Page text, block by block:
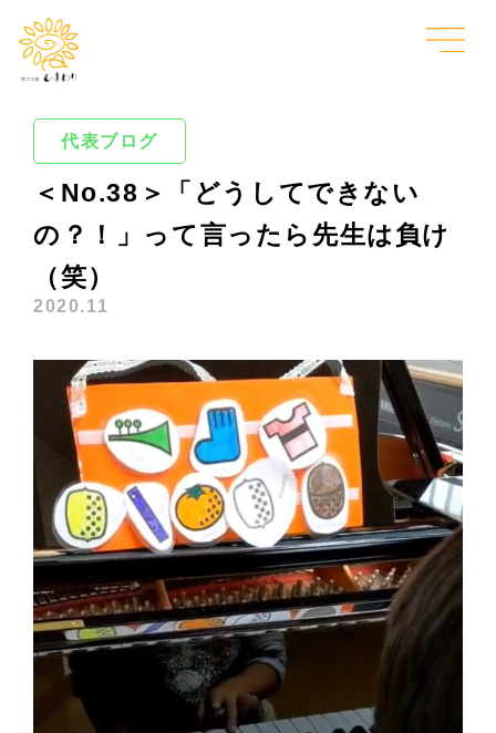
代表ブログ
＜No.38＞「どうしてできない
の？！」って言ったら先生は負け
（笑）
2020.11